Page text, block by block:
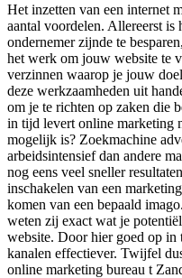
Het inzetten van een internet
aantal voordelen. Allereerst
ondernemer zijnde te
het werk om jouw website te
verzinnen waarop je jouw
deze werkzaamheden uit
om je te richten op zaken die
in tijd levert online marketing
mogelijk is? Zoekmachine
arbeidsintensief dan andere
nog eens veel sneller
inschakelen van een
komen van een bepaald
weten zij exact wat je
website. Door hier goed op in
kanalen effectiever. Twijfel
online marketing bureau t